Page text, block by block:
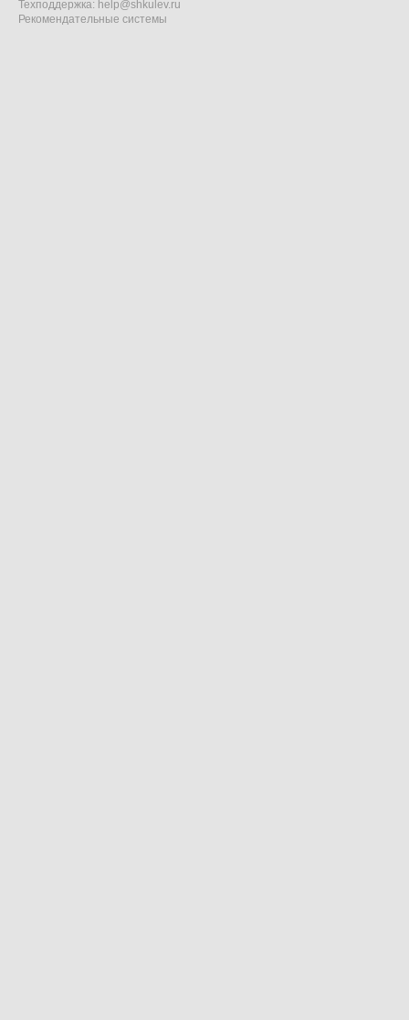
Техподдержка: help@shkulev.ru
Рекомендательные системы